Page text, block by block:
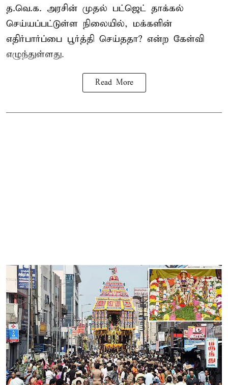
த.வெ.க. அரசின் முதல் பட்ஜெட் தாக்கல்
செய்யப்பட்டுள்ள நிலையில், மக்களின்
எதிர்பார்ப்பை பூர்த்தி செய்ததா? என்ற கேள்வி
எழுந்துள்ளது.
Read More